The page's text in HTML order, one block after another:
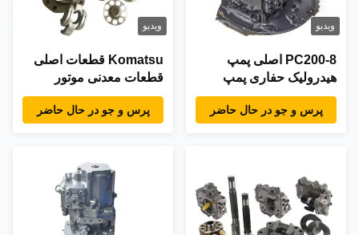
ویدیو
PC200-8 اصلی پمپ
هیدرولیک حفاری پمپ
اصلی 708-2L-00501
پرس و جو در حال حاضر
ویدیو
Komatsu قطعات اصلی
قطعات معدنی موتور
حفاری پمپ هیدرولیک
تعمیر کیت قطعات موتور
پرس و جو در حال حاضر